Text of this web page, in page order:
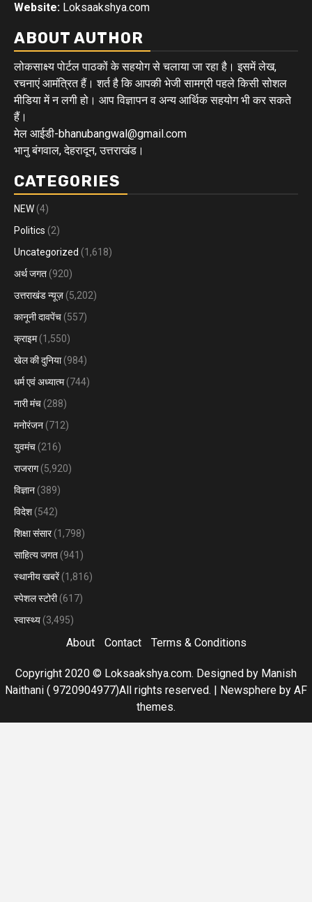
Website: Loksaakshya.com
ABOUT AUTHOR
लोकसाक्ष्य पोर्टल पाठकों के सहयोग से चलाया जा रहा है। इसमें लेख,
रचनाएं आमंत्रित हैं। शर्त है कि आपकी भेजी सामग्री पहले किसी सोशल
मीडिया में न लगी हो। आप विज्ञापन व अन्य आर्थिक सहयोग भी कर सकते
हैं।
मेल आईडी-bhanubangwal@gmail.com
भानु बंगवाल, देहरादून, उत्तराखंड।
CATEGORIES
NEW (4)
Politics (2)
Uncategorized (1,618)
अर्थ जगत (920)
उत्तराखंड न्यूज़ (5,202)
कानूनी दावपेंच (557)
क्राइम(1,550)
खेल की दुनिया(984)
धर्म एवं अध्यात्म(744)
नारी मंच (288)
मनोरंजन (712)
युवमंच (216)
राजराग(5,920)
विज्ञान (389)
विदेश (542)
शिक्षा संसार(1,798)
साहित्य जगत (941)
स्थानीय खबरें(1,816)
स्पेशल स्टोरी(617)
स्वास्थ्य (3,495)
About Contact Terms & Conditions
Copyright 2020 © Loksaakshya.com. Designed by Manish
Naithani ( 9720904977)All rights reserved.
Newsphere by AF
themes.